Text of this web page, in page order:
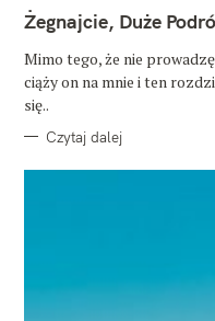
T
E
O
R
I
Żegnajcie, Duże
Mimo tego, że nie
ciąży on na mnie i ten
się..
Czytaj dalej